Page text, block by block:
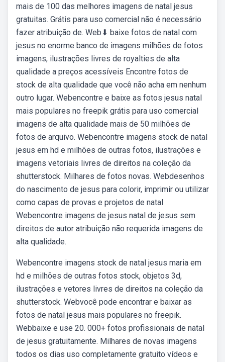
mais de 100 das melhores imagens de natal jesus
gratuitas. Grátis para uso comercial não é necessário
fazer atribuição de. Web⬇ baixe fotos de natal com
jesus no enorme banco de imagens milhões de fotos
imagens, ilustrações livres de royalties de alta
qualidade a preços acessíveis Encontre fotos de
stock de alta qualidade que você não acha em nenhum
outro lugar. Webencontre e baixe as fotos jesus natal
mais populares no freepik grátis para uso comercial
imagens de alta qualidade mais de 50 milhões de
fotos de arquivo. Webencontre imagens stock de natal
jesus em hd e milhões de outras fotos, ilustrações e
imagens vetoriais livres de direitos na coleção da
shutterstock. Milhares de fotos novas. Webdesenhos
do nascimento de jesus para colorir, imprimir ou utilizar
como capas de provas e projetos de natal
Webencontre imagens de jesus natal de jesus sem
direitos de autor atribuição não requerida imagens de
alta qualidade.
Webencontre imagens stock de natal jesus maria em
hd e milhões de outras fotos stock, objetos 3d,
ilustrações e vetores livres de direitos na coleção da
shutterstock. Webvocê pode encontrar e baixar as
fotos de natal jesus mais populares no freepik.
Webbaixe e use 20. 000+ fotos profissionais de natal
de jesus gratuitamente. Milhares de novas imagens
todos os dias uso completamente gratuito vídeos e